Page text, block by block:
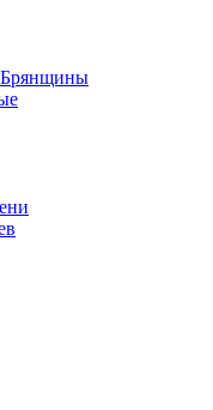
Брянщины